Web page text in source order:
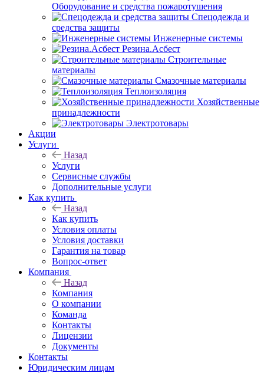
Оборудование и средства пожаротушения
Спецодежда и
средства защиты
Инженерные системы
Резина.Асбест
Строительные
материалы
Смазочные материалы
Теплоизоляция
Хозяйственные
принадлежности
Электротовары
Акции
Услуги
Назад
Услуги
Сервисные службы
Дополнительные услуги
Как купить
Назад
Как купить
Условия оплаты
Условия доставки
Гарантия на товар
Вопрос-ответ
Компания
Назад
Компания
О компании
Команда
Контакты
Лицензии
Документы
Контакты
Юридическим лицам